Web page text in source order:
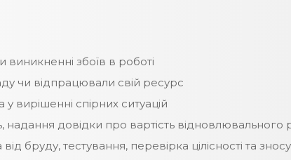
виникненні збоїв в роботі
чи відпрацювали свій ресурс
вирішенні спірних ситуацій
довідки про вартість відновлювального
бруду, тестування, перевірка цілісності та зносу